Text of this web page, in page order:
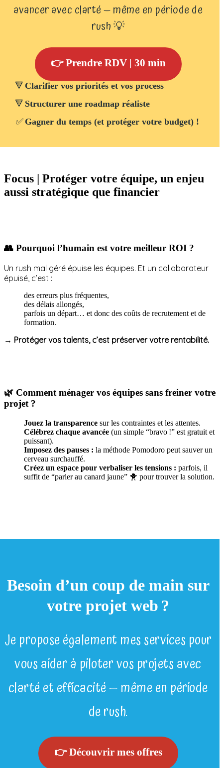
avancer avec clarté — même en période de
rush 💡
👉 Prendre RDV | 30 min
🔻 Clarifier vos priorités et vos process
🔻 Structurer une roadmap réaliste
✅ Gagner du temps (et protéger votre budget) !
Focus | Protéger votre équipe, un enjeu
aussi stratégique que financier
👥 Pourquoi l’humain est votre meilleur ROI ?
Un rush mal géré épuise les équipes. Et un collaborateur
épuisé, c’est :
des erreurs plus fréquentes,
des délais allongés,
parfois un départ… et donc des coûts de recrutement et de
formation.
→ Protéger vos talents, c’est préserver votre rentabilité.
🌿 Comment ménager vos équipes sans freiner votre
projet ?
Jouez la transparence sur les contraintes et les attentes.
Célébrez chaque avancée (un simple “bravo !” est gratuit et
puissant).
Imposez des pauses : la méthode Pomodoro peut sauver un
cerveau surchauffé.
Créez un espace pour verbaliser les tensions : parfois, il
suffit de “parler au canard jaune” 🐥 pour trouver la solution.
Besoin d’un coup de main sur
votre projet web ?
Je propose également mes services pour
vous aider à piloter vos projets avec
clarté et efficacité — même en période
de rush.
👉Découvrir mes offres